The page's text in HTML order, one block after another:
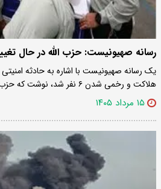
رسانه صهیونیست: حزب الله در حال
یک رسانه صهیونیست با اشاره به حادثه
هلاکت و رخمی شدن ۶ نفر شد، نوشت که حزب الله در…
۱۵ مرداد ۱۴۰۵